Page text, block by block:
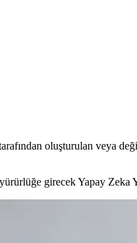
oluşturulan veya
girecek Yapay Zeka